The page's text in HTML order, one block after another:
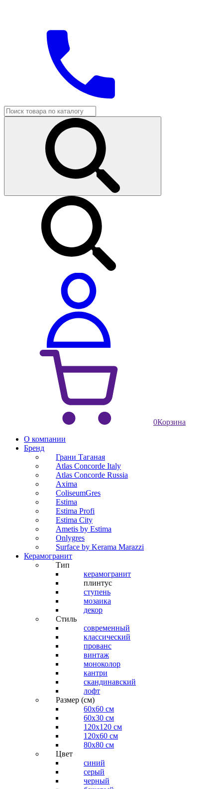
0Корзина
О компании
Бренд
Грани Таганая
Atlas Concorde Italy
Atlas Concorde Russia
Axima
ColiseumGres
Estima
Estima Profi
Estima City
Ametis by Estima
Onlygres
Surface by Kerama Marazzi
Керамогранит
Тип
керамогранит
плинтус
ступень
мозаика
декор
Стиль
современный
классический
прованс
винтаж
моноколор
кантри
скандинавский
лофт
Размер (см)
60х60 см
60x30 см
120x120 см
120x60 см
80x80 см
Цвет
синий
серый
черный